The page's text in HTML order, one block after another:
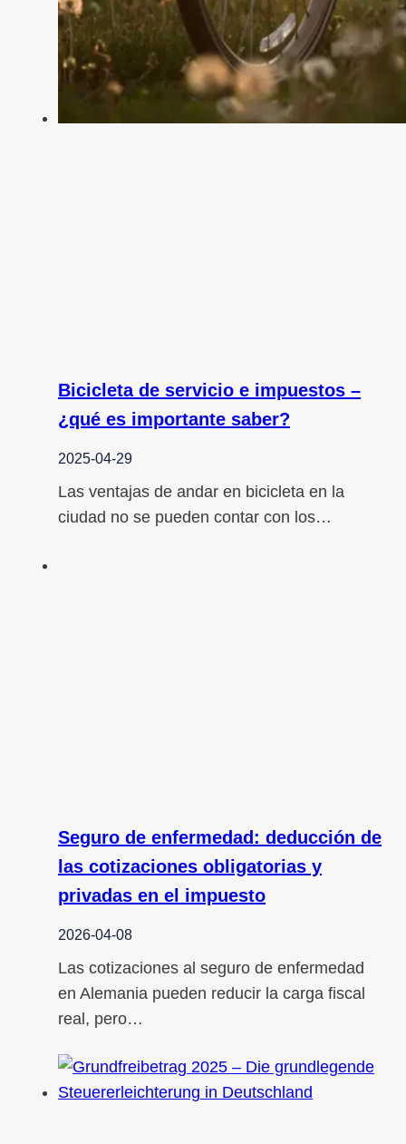
Bicicleta de servicio e impuestos –
¿qué es importante saber?
2025-04-29
Las ventajas de andar en bicicleta en la
ciudad no se pueden contar con los…
Seguro de enfermedad: deducción de
las cotizaciones obligatorias y
privadas en el impuesto
2026-04-08
Las cotizaciones al seguro de enfermedad
en Alemania pueden reducir la carga fiscal
real, pero…